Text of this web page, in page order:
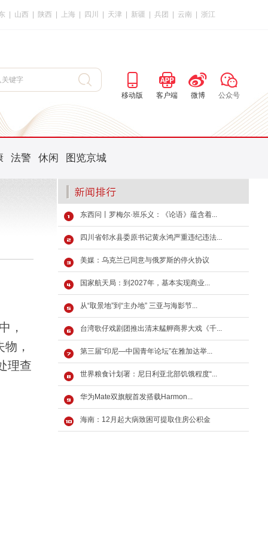
山西 陕西 上海 四川 天津 新疆 兵团 云南 浙江
移动版 客户端 微博 公众号
法警 休闲 图览京城
，
，
理查
东西问丨罗梅尔·班乐义：《论语》蕴含着...
四川省邻水县委原书记黄永鸿严重违纪违法...
美媒：乌克兰已同意与俄罗斯的停火协议
国家航天局：到2027年，基本实现商业...
从“取景地”到“主办地” 三亚与海影节...
台湾歌仔戏剧团推出清末艋舺商界大戏《千...
第三届“印尼—中国青年论坛”在雅加达举...
世界粮食计划署：尼日利亚北部饥饿程度“...
华为Mate双旗舰首发搭载Harmon...
海南：12月起大病致困可提取住房公积金